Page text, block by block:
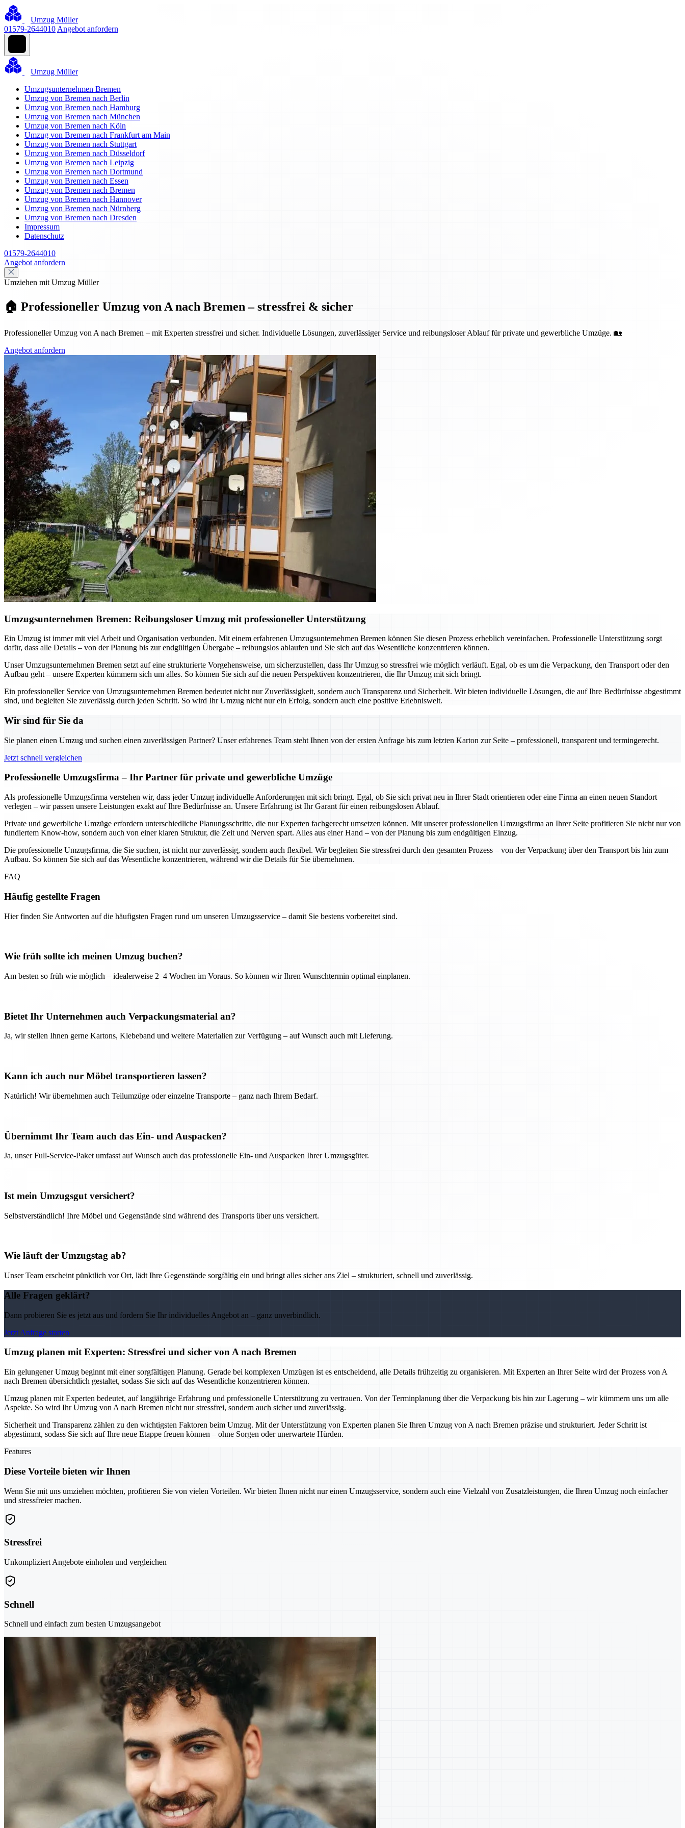
Umzug Müller
01579-2644010 Angebot anfordern
Umzug Müller
Umzugsunternehmen Bremen
Umzug von Bremen nach Berlin
Umzug von Bremen nach Hamburg
Umzug von Bremen nach München
Umzug von Bremen nach Köln
Umzug von Bremen nach Frankfurt am Main
Umzug von Bremen nach Stuttgart
Umzug von Bremen nach Düsseldorf
Umzug von Bremen nach Leipzig
Umzug von Bremen nach Dortmund
Umzug von Bremen nach Essen
Umzug von Bremen nach Bremen
Umzug von Bremen nach Hannover
Umzug von Bremen nach Nürnberg
Umzug von Bremen nach Dresden
Impressum
Datenschutz
01579-2644010
Angebot anfordern
Umziehen mit Umzug Müller
🏠 Professioneller Umzug von A nach Bremen – stressfrei & sicher
Professioneller Umzug von A nach Bremen – mit Experten stressfrei und sicher. Individuelle Lösungen, zuverlässiger Service und reibungsloser Ablauf für private und gewerbliche Umzüge. 🏡
Angebot anfordern
Umzugsunternehmen Bremen: Reibungsloser Umzug mit professioneller Unterstützung
Ein Umzug ist immer mit viel Arbeit und Organisation verbunden. Mit einem erfahrenen Umzugsunternehmen Bremen können Sie diesen Prozess erheblich vereinfachen. Professionelle Unterstützung sorgt
dafür, dass alle Details – von der Planung bis zur endgültigen Übergabe – reibungslos ablaufen und Sie sich auf das Wesentliche konzentrieren können.
Unser Umzugsunternehmen Bremen setzt auf eine strukturierte Vorgehensweise, um sicherzustellen, dass Ihr Umzug so stressfrei wie möglich verläuft. Egal, ob es um die Verpackung, den Transport oder den
Aufbau geht – unsere Experten kümmern sich um alles. So können Sie sich auf die neuen Perspektiven konzentrieren, die Ihr Umzug mit sich bringt.
Ein professioneller Service von Umzugsunternehmen Bremen bedeutet nicht nur Zuverlässigkeit, sondern auch Transparenz und Sicherheit. Wir bieten individuelle Lösungen, die auf Ihre Bedürfnisse abgestimmt
sind, und begleiten Sie zuverlässig durch jeden Schritt. So wird Ihr Umzug nicht nur ein Erfolg, sondern auch eine positive Erlebniswelt.
Wir sind für Sie da
Sie planen einen Umzug und suchen einen zuverlässigen Partner? Unser erfahrenes Team steht Ihnen von der ersten Anfrage bis zum letzten Karton zur Seite – professionell, transparent und termingerecht.
Jetzt schnell vergleichen
Professionelle Umzugsfirma – Ihr Partner für private und gewerbliche Umzüge
Als professionelle Umzugsfirma verstehen wir, dass jeder Umzug individuelle Anforderungen mit sich bringt. Egal, ob Sie sich privat neu in Ihrer Stadt orientieren oder eine Firma an einen neuen Standort
verlegen – wir passen unsere Leistungen exakt auf Ihre Bedürfnisse an. Unsere Erfahrung ist Ihr Garant für einen reibungslosen Ablauf.
Private und gewerbliche Umzüge erfordern unterschiedliche Planungsschritte, die nur Experten fachgerecht umsetzen können. Mit unserer professionellen Umzugsfirma an Ihrer Seite profitieren Sie nicht nur von
fundiertem Know-how, sondern auch von einer klaren Struktur, die Zeit und Nerven spart. Alles aus einer Hand – von der Planung bis zum endgültigen Einzug.
Die professionelle Umzugsfirma, die Sie suchen, ist nicht nur zuverlässig, sondern auch flexibel. Wir begleiten Sie stressfrei durch den gesamten Prozess – von der Verpackung über den Transport bis hin zum
Aufbau. So können Sie sich auf das Wesentliche konzentrieren, während wir die Details für Sie übernehmen.
FAQ
Häufig gestellte Fragen
Hier finden Sie Antworten auf die häufigsten Fragen rund um unseren Umzugsservice – damit Sie bestens vorbereitet sind.
Wie früh sollte ich meinen Umzug buchen?
Am besten so früh wie möglich – idealerweise 2–4 Wochen im Voraus. So können wir Ihren Wunschtermin optimal einplanen.
Bietet Ihr Unternehmen auch Verpackungsmaterial an?
Ja, wir stellen Ihnen gerne Kartons, Klebeband und weitere Materialien zur Verfügung – auf Wunsch auch mit Lieferung.
Kann ich auch nur Möbel transportieren lassen?
Natürlich! Wir übernehmen auch Teilumzüge oder einzelne Transporte – ganz nach Ihrem Bedarf.
Übernimmt Ihr Team auch das Ein- und Auspacken?
Ja, unser Full-Service-Paket umfasst auf Wunsch auch das professionelle Ein- und Auspacken Ihrer Umzugsgüter.
Ist mein Umzugsgut versichert?
Selbstverständlich! Ihre Möbel und Gegenstände sind während des Transports über uns versichert.
Wie läuft der Umzugstag ab?
Unser Team erscheint pünktlich vor Ort, lädt Ihre Gegenstände sorgfältig ein und bringt alles sicher ans Ziel – strukturiert, schnell und zuverlässig.
Alle Fragen geklärt?
Dann probieren Sie es jetzt aus und fordern Sie Ihr individuelles Angebot an – ganz unverbindlich.
Jetzt Anfrage starten
Umzug planen mit Experten: Stressfrei und sicher von A nach Bremen
Ein gelungener Umzug beginnt mit einer sorgfältigen Planung. Gerade bei komplexen Umzügen ist es entscheidend, alle Details frühzeitig zu organisieren. Mit Experten an Ihrer Seite wird der Prozess von A
nach Bremen übersichtlich gestaltet, sodass Sie sich auf das Wesentliche konzentrieren können.
Umzug planen mit Experten bedeutet, auf langjährige Erfahrung und professionelle Unterstützung zu vertrauen. Von der Terminplanung über die Verpackung bis hin zur Lagerung – wir kümmern uns um alle
Aspekte. So wird Ihr Umzug von A nach Bremen nicht nur stressfrei, sondern auch sicher und zuverlässig.
Sicherheit und Transparenz zählen zu den wichtigsten Faktoren beim Umzug. Mit der Unterstützung von Experten planen Sie Ihren Umzug von A nach Bremen präzise und strukturiert. Jeder Schritt ist
abgestimmt, sodass Sie sich auf Ihre neue Etappe freuen können – ohne Sorgen oder unerwartete Hürden.
Features
Diese Vorteile bieten wir Ihnen
Wenn Sie mit uns umziehen möchten, profitieren Sie von vielen Vorteilen. Wir bieten Ihnen nicht nur einen Umzugsservice, sondern auch eine Vielzahl von Zusatzleistungen, die Ihren Umzug noch einfacher
und stressfreier machen.
Stressfrei
Unkompliziert Angebote einholen und vergleichen
Schnell
Schnell und einfach zum besten Umzugsangebot